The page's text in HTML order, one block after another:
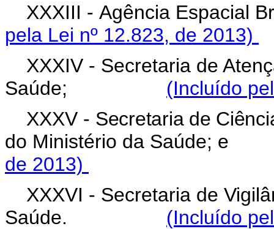
XXXIII - Agência
pela Lei nº 12.823, de 2013)
XXXIV - Secretaria de
Saúde; (Incluído
XXXV - Secretaria de
do Ministério da
de 2013)
XXXVI - Secretaria de
Saúde. (Incluído